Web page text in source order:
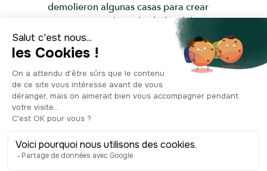
demolieron algunas casas para crear
una pequeña plaza alrededor del
ayuntamiento, pero la iglesia, una de
las más antiguas de la ciudad, se
conservó y se profanó para utilizarla
primero como sala de reuniones de los
amigos de la Constitución y después
como teatro. Entonces se construyó un
teatro de estilo italiano que estuvo en
renovado para servir de anexo al
ayuntamiento. Un recorrido